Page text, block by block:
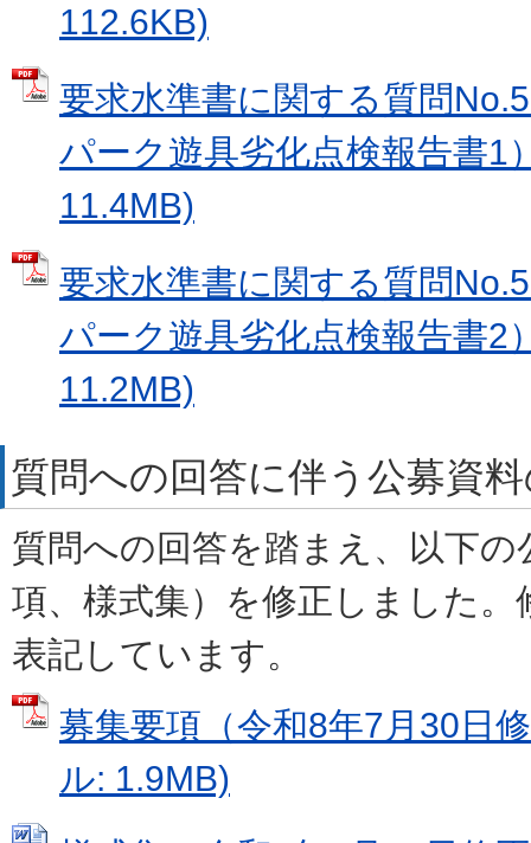
112.6KB)
要求水準書に関する質問
パーク遊具劣化点検報告書1
11.4MB)
要求水準書に関する質問
パーク遊具劣化点検報告書2
11.2MB)
質問への回答に伴う公募資
質問への回答を踏まえ、以下の
項、様式集）を修正しました。
表記しています。
募集要項（令和8年7月30日
ル: 1.9MB)